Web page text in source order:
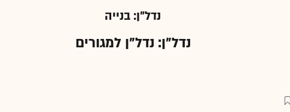
נדל"ן: בנייה
נדל"ן: נדל"ן למגורים